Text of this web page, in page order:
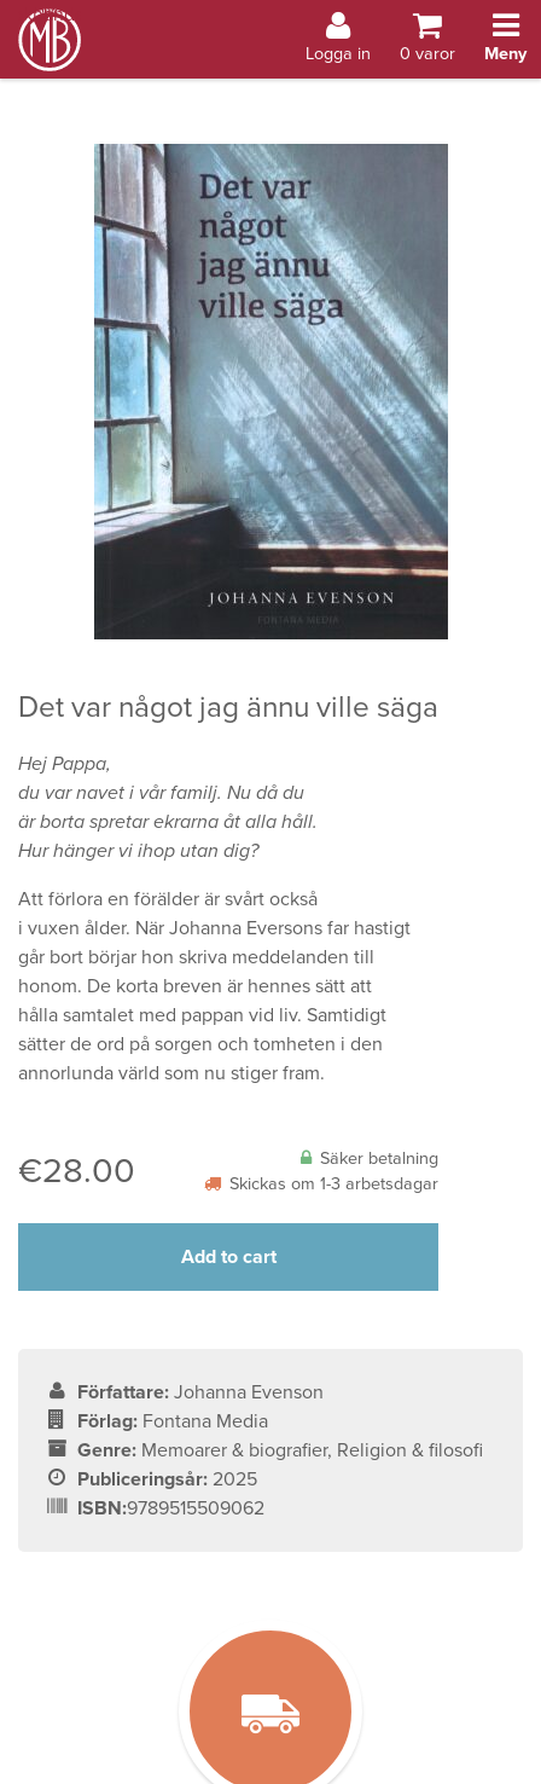
Åland
Logga in 0 varor Meny
Det var något jag ännu ville säga
Hej Pappa,
du var navet i vår familj. Nu då du
är borta spretar ekrarna åt alla håll.
Hur hänger vi ihop utan dig?
Att förlora en förälder är svårt också
i vuxen ålder. När Johanna Eversons far hastigt
går bort börjar hon skriva meddelanden till
honom. De korta breven är hennes sätt att
hålla samtalet med pappan vid liv. Samtidigt
sätter de ord på sorgen och tomheten i den
annorlunda värld som nu stiger fram.
€28.00
Säker betalning
Skickas om 1-3 arbetsdagar
Add to cart
Författare: Johanna Evenson
Förlag: Fontana Media
Genre: Memoarer & biografier, Religion & filosofi
Publiceringsår: 2025
ISBN:9789515509062